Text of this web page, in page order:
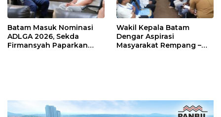
Batam Masuk Nominasi
ADLGA 2026, Sekda
Firmansyah Paparkan
Wakil Kepala Batam
Dengar Aspirasi
Masyarakat Rempang –